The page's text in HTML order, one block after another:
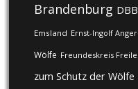
Brandenburg
Emsland Ernst-Ingolf
Wölfe Freundeskreis
zum Schutz der Wölfe